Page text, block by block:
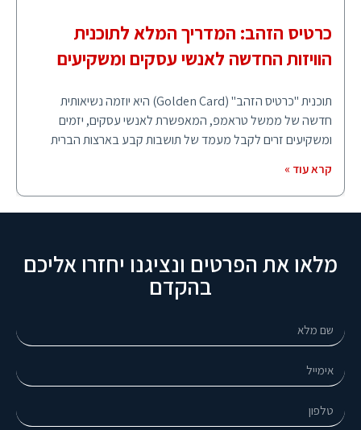
כרטיס הזהב: המדריך המלא לתוכנית
הוויזות החדשה לאנשי עסקים ומשקיעים
תוכנית "כרטיס הזהב" (Golden Card) היא יוזמה נשיאותית
חדשה של ממשל טראמפ, המאפשרת לאנשי עסקים, יזמים
ומשקיעים זרים לקבל מעמד של תושבות קבע בארצות הברית
קרא עוד »
מלאו את הפרטים ונציגנו יחזרו אליכם
בהקדם